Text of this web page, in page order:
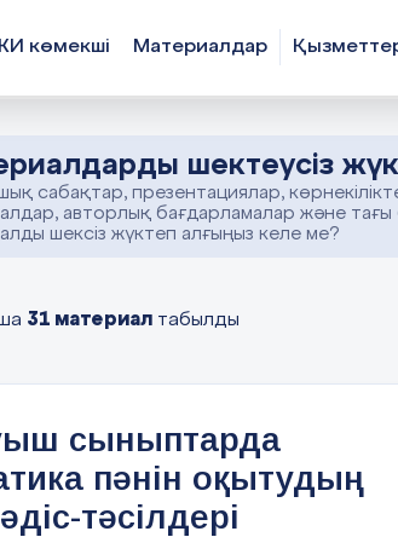
көмекші Материалдар
шектеусіз
сабақтар, презентациялар,
авторлық бағдарламалар және
шексіз жүктеп алғыңыз келе ме?
31 материал табылды
сыныптарда
пәнін оқытудың
тәсілдері